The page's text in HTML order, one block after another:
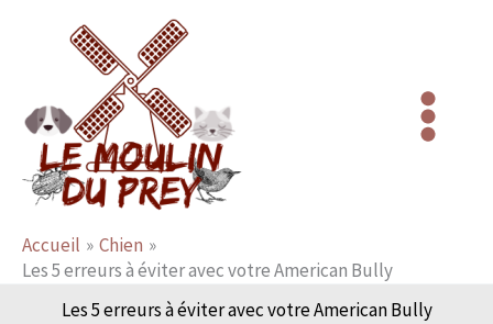
Accueil
Chien
Les 5 erreurs à éviter avec votre American Bully
Les 5 erreurs à éviter avec votre American Bully